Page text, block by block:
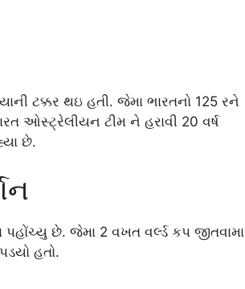
ટક્કર થઇ હતી. જેમા ભારતનો 125 રને
ઓસ્ટ્રેલીયન ટીમ ને હરાવી 20 વર્ષ
છે.
પહોંચ્યુ છે. જેમા 2 વખત વર્લ્ડ કપ જીતવામા
હતો.